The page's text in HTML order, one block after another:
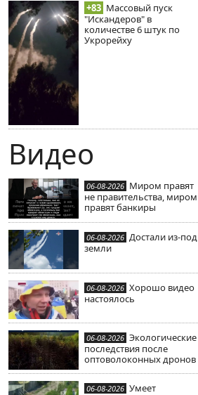
+83 Массовый пуск
"Искандеров" в
количестве 6 штук по
Укрорейху
Видео
06-08-2026 Миром правят
не правительства, миром
правят банкиры
06-08-2026 Достали из-под
земли
06-08-2026 Хорошо видео
настоялось
06-08-2026 Экологические
последствия после
оптоволоконных дронов
06-08-2026 Умеет